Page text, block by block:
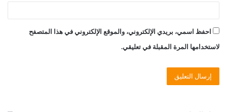
احفظ اسمي، بريدي الإلكتروني، والموقع الإلكتروني في هذا المتصفح
لاستخدامها المرة المقبلة في تعليقي.